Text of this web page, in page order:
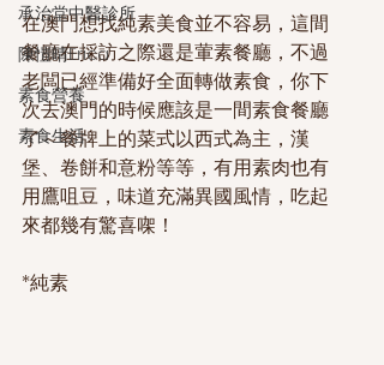
承治堂中醫診所
陳愷晴Erica
素食營養
素食生活
在澳門想找純素美食並不容易，這間
餐廳在採訪之際還是葷素餐廳，不過
老闆已經準備好全面轉做素食，你下
次去澳門的時候應該是一間素食餐廳
了～餐牌上的菜式以西式為主，漢
堡、卷餅和意粉等等，有用素肉也有
用鷹咀豆，味道充滿異國風情，吃起
來都幾有驚喜㗎！
*純素